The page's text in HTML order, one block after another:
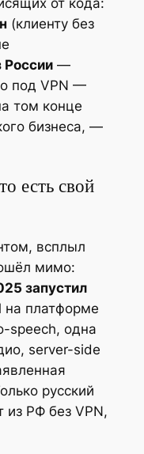
(клиенту без
России—
под VPN —
том конце
бизнеса, —
есть свой
всплыл
мимо:
запустил
на платформе
speech, одна
server-side
русский
из РФ без VPN,